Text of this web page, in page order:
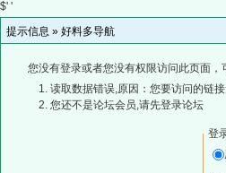
$' '
提示信息 » 好料多导航
您没有登录或者您没有权限访问此页面，
读取数据错误,原因：您要访问的链
您还不是论坛会员,请先登录论坛
登